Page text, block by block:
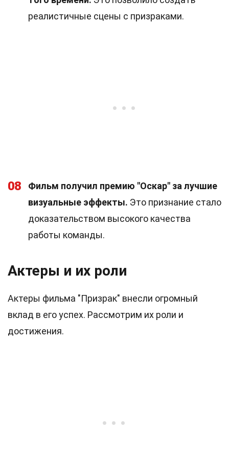
реалистичные сцены с призраками.
08
Фильм получил премию "Оскар" за лучшие
визуальные эффекты. Это признание стало
доказательством высокого качества
работы команды.
Актеры и их роли
Актеры фильма "Призрак" внесли огромный
вклад в его успех. Рассмотрим их роли и
достижения.